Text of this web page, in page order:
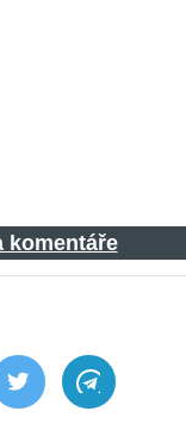
komentáře
Twitter Telegram